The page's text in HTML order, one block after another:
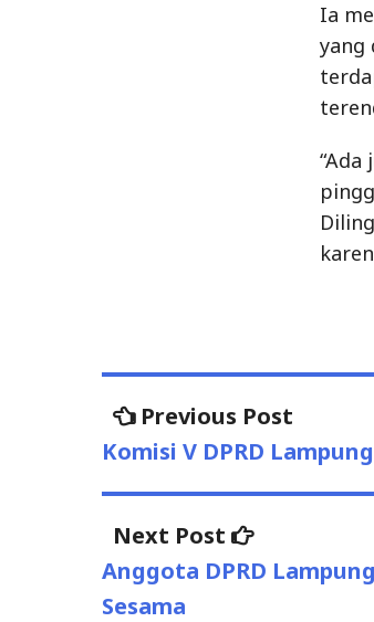
Ia
yang
Post
navigation
Previous Post
post:
Komisi V DPRD
Next Post
Next
post:
Anggota DPRD
Sesama